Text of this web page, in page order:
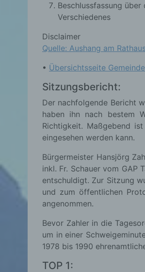
Beschlussfassung über
Verschiedenes
Disclaimer
Quelle: Aushang am
• Übersichtsseite
Sitzungsbericht:
Der nachfolgende Bericht
haben ihn nach bestem
Richtigkeit. Maßgebend
eingesehen werden kann.
Bürgermeister Hansjörg
inkl. Fr. Schauer vom GAP
entschuldigt. Zur Sitzung
und zum öffentlichen
angenommen.
Bevor Zahler in die
um in einer
1978 bis 1990
TOP 1: